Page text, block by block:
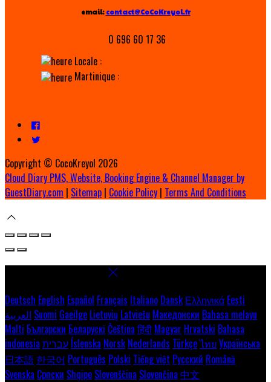
email: contact@CoCoKreyol.fr
0 696 60 17 36
Locale :
Martinique :
Copyright © CocoKreyol 2026
Cloud Diary PMS, Website, Booking Engine & Channel Manager by
GuestDiary.com | Sitemap | Cookie Policy | Terms And Conditions
Deutsch English Español Français Italiano Dansk Ελληνικά Eesti
العربية Suomi Gaeilge Lietuvių Latviešu Македонски Bahasa melayu
Malti Български Беларускі Čeština हिंदी Magyar Hrvatski Bahasa
indonesia עברית Íslenska Norsk Nederlands Türkçeไทย Українська
日本語 한국어 Português Polski Tiếng việt Русский Română
Svenska Српски Shqipe Slovenščina Slovenčina 中文